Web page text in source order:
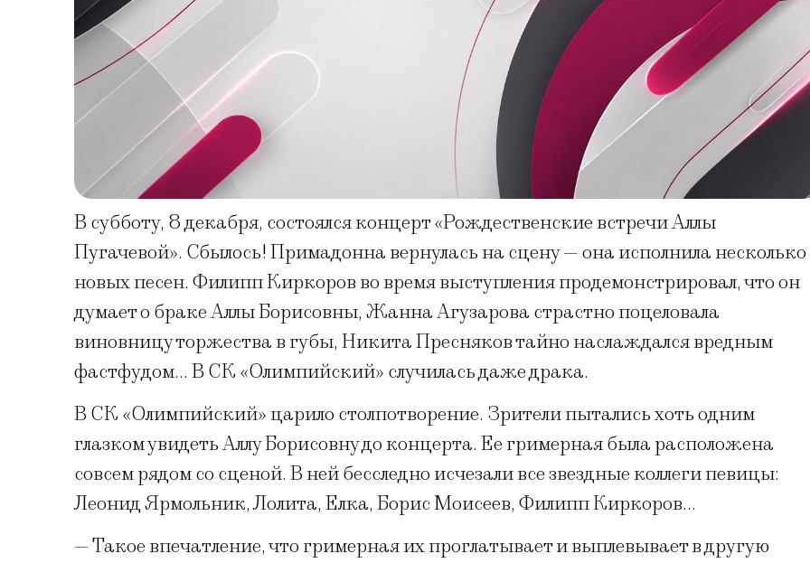
В субботу, 8 декабря, состоялся концерт «Рождественские встречи Аллы
Пугачевой». Сбылось! Примадонна вернулась на сцену — она исполнила несколько
новых песен. Филипп Киркоров во время выступления продемонстрировал, что он
думает о браке Аллы Борисовны, Жанна Агузарова страстно поцеловала
виновницу торжества в губы, Никита Пресняков тайно наслаждался вредным
фастфудом… В СК «Олимпийский» случилась даже драка.
В СК «Олимпийский» царило столпотворение. Зрители пытались хоть одним
глазком увидеть Аллу Борисовну до концерта. Ее гримерная была расположена
совсем рядом со сценой. В ней бесследно исчезали все звездные коллеги певицы:
Леонид Ярмольник, Лолита, Елка, Борис Моисеев, Филипп Киркоров…
— Такое впечатление, что гримерная их проглатывает и выплевывает в другую